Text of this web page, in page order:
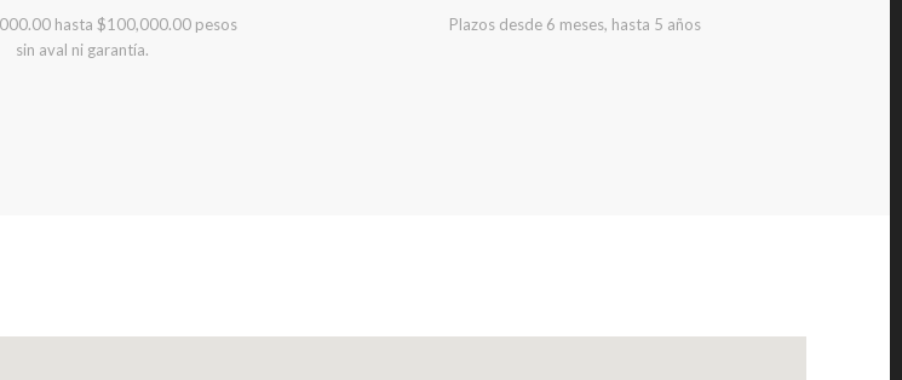
hasta $100,000.00 pesos
sin aval ni garantía.
Plazos desde 6 meses, hasta 5 años